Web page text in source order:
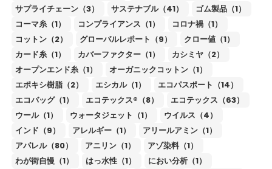
サプライチェーン（3）
サステナブル（41）
ゴム製品（1）
コーマ糸（1）
コンプライアンス（1）
コロナ禍（1）
コットン（2）
グローバルレポート（9）
クロー値（1）
カード糸（1）
カバーファクター（1）
カシミヤ（2）
オープンエンド糸（1）
オーガニックコットン（1）
エポキシ樹脂（2）
エシカル（1）
エコパスポート（14）
エコバッグ（1）
エコテックス®（8）
エコテックス（63）
ウール（1）
ウォータジェット（1）
ウイルス（4）
インド（9）
アレルギー（1）
アリールアミン（1）
アパレル（80）
アニリン（1）
アゾ染料（1）
わが街自慢（1）
はっ水性（1）
におい分析（1）